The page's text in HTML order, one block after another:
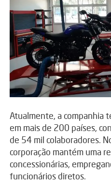
Atualmente, a companhia
em mais de 200 países,
de 54 mil colaboradores.
corporação mantém uma
concessionárias,
funcionários diretos.